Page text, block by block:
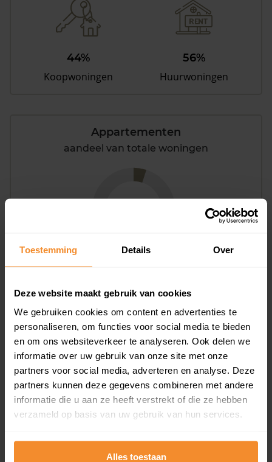
Toestemming Details Over
Deze website maakt gebruik van cookies
We gebruiken cookies om content en advertenties te
personaliseren, om functies voor social media te bieden
en om ons websiteverkeer te analyseren. Ook delen we
informatie over uw gebruik van onze site met onze
partners voor social media, adverteren en analyse. Deze
partners kunnen deze gegevens combineren met andere
informatie die u aan ze heeft verstrekt of die ze hebben
verzameld op basis van uw gebruik van hun services.
Alles toestaan
44%
Koopwoningen
56%
Huurwoningen
Appartementen
aandeel van totale woningen
Bouwjaar
T/m 1945
13%